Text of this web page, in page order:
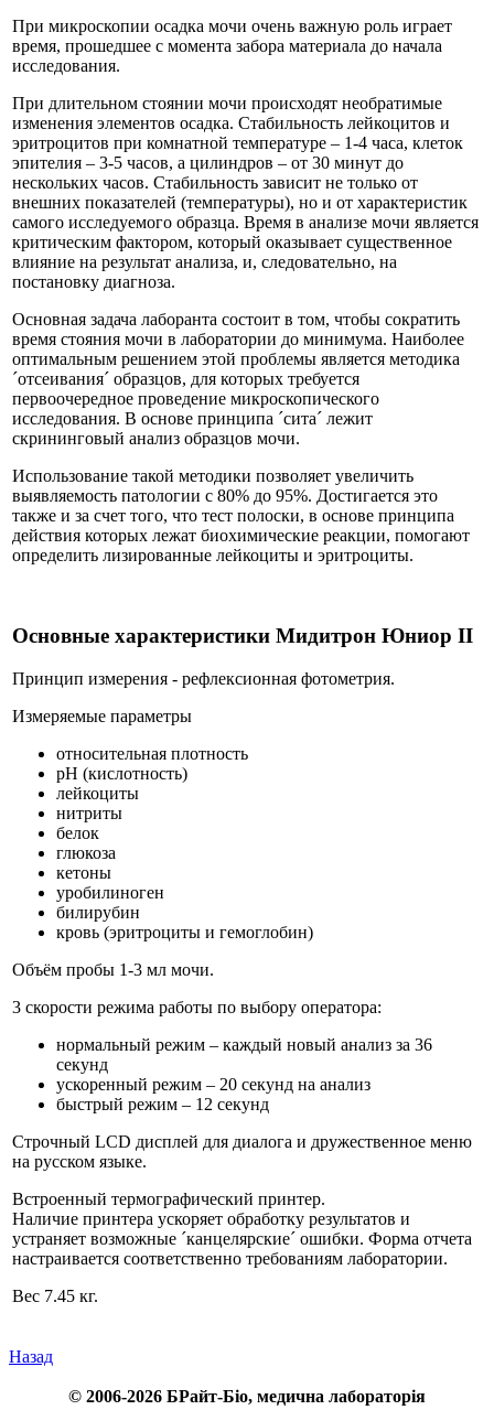
При микроскопии осадка мочи очень важную роль играет
время, прошедшее с момента забора материала до начала
исследования.
При длительном стоянии мочи происходят необратимые
изменения элементов осадка. Стабильность лейкоцитов и
эритроцитов при комнатной температуре – 1-4 часа, клеток
эпителия – 3-5 часов, а цилиндров – от 30 минут до
нескольких часов. Стабильность зависит не только от
внешних показателей (температуры), но и от характеристик
самого исследуемого образца. Время в анализе мочи является
критическим фактором, который оказывает существенное
влияние на результат анализа, и, следовательно, на
постановку диагноза.
Основная задача лаборанта состоит в том, чтобы сократить
время стояния мочи в лаборатории до минимума. Наиболее
оптимальным решением этой проблемы является методика
´отсеивания´ образцов, для которых требуется
первоочередное проведение микроскопического
исследования. В основе принципа ´сита´ лежит
скрининговый анализ образцов мочи.
Использование такой методики позволяет увеличить
выявляемость патологии с 80% до 95%. Достигается это
также и за счет того, что тест полоски, в основе принципа
действия которых лежат биохимические реакции, помогают
определить лизированные лейкоциты и эритроциты.
Основные характеристики Мидитрон Юниор II
Принцип измерения - рефлексионная фотометрия.
Измеряемые параметры
относительная плотность
рН (кислотность)
лейкоциты
нитриты
белок
глюкоза
кетоны
уробилиноген
билирубин
кровь (эритроциты и гемоглобин)
Объём пробы 1-3 мл мочи.
3 скорости режима работы по выбору оператора:
нормальный режим – каждый новый анализ за 36
секунд
ускоренный режим – 20 секунд на анализ
быстрый режим – 12 секунд
Строчный LCD дисплей для диалога и дружественное меню
на русском языке.
Встроенный термографический принтер.
Наличие принтера ускоряет обработку результатов и
устраняет возможные ´канцелярские´ ошибки. Форма отчета
настраивается соответственно требованиям лаборатории.
Вес 7.45 кг.
Назад
© 2006-2026 БРайт-Біо, медична лабораторія